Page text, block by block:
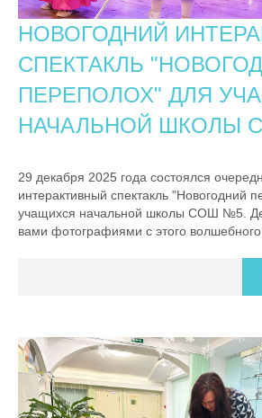
НОВОГОДНИЙ
СПЕКТАКЛЬ
ПЕРЕПОЛОХ" ДЛЯ
НАЧАЛЬНОЙ ШКОЛЫ
29 декабря 2025 года состоялся
интерактивный спектакль "Новогодний
учащихся начальной школы СОШ №5.
вами фотографиями с этого